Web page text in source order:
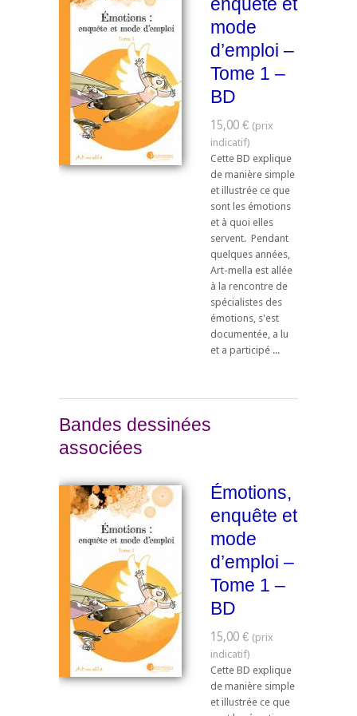
mode
d’emploi –
Tome 1 –
BD
15,00 €
Cette BD explique
de manière simple
et illustrée ce que
sont les émotions
et à quoi elles
servent. Pendant
quelques années,
Art-­mella est allée
à la rencontre de
spécialistes des
émotions, s'est
documentée, a lu
et a participé ...
Bandes dessinées
associées
Émotions,
enquête et
mode
d’emploi –
Tome 1 –
BD
15,00 €
Cette BD explique
de manière simple
et illustrée ce que